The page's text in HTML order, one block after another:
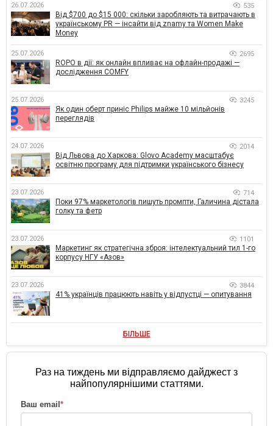
26.07.2026 535
Від $700 до $15 000: скільки заробляють та витрачають в
українському PR — інсайти від znamy та Women Make
Money
25.07.2026 2695
ROPO в дії: як онлайн впливає на офлайн-продажі —
дослідження COMFY
25.07.2026 3245
Як один оберт приніс Philips майже 10 мільйонів
переглядів
24.07.2026 2014
Від Львова до Харкова: Glovo Academy масштабує
освітню програму для підтримки українського бізнесу
23.07.2026 714
Поки 97% маркетологів пишуть промпти, Галичина дістала
голку та фетр
23.07.2026 1101
Маркетинг як стратегічна зброя: інтелектуальний тил 1-го
корпусу НГУ «Азов»
23.07.2026 3844
41% українців працюють навіть у відпустці — опитування
БІЛЬШЕ
Раз на тиждень ми відправляємо дайджест з
найпопулярнішими статтями.
Ваш email *